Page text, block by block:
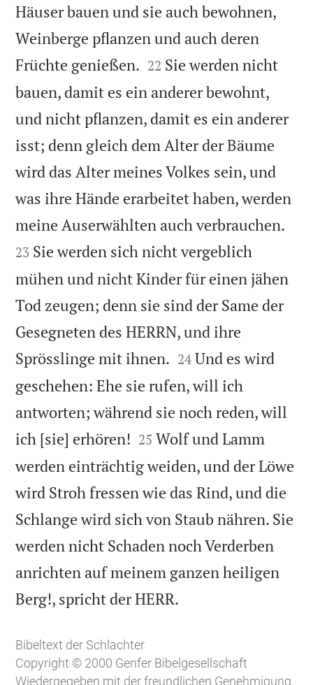
Häuser bauen und sie auch bewohnen,
Weinberge pflanzen und auch deren
Früchte genießen. 

22 Sie werden nicht
bauen, damit es ein anderer bewohnt,
und nicht pflanzen, damit es ein anderer
isst; denn gleich dem Alter der Bäume
wird das Alter meines Volkes sein, und
was ihre Hände erarbeitet haben, werden
meine Auserwählten auch verbrauchen.
23 Sie werden sich nicht vergeblich
mühen und nicht Kinder für einen jähen
Tod zeugen; denn sie sind der Same der
Gesegneten des HERRN, und ihre
Sprösslinge mit ihnen. 

24 Und es wird
geschehen: Ehe sie rufen, will ich
antworten; während sie noch reden, will
ich [sie] erhören! 

25 Wolf und Lamm
werden einträchtig weiden, und der Löwe
wird Stroh fressen wie das Rind, und die
Schlange wird sich von Staub nähren. Sie
werden nicht Schaden noch Verderben
anrichten auf meinem ganzen heiligen
Berg!, spricht der HERR.
Bibeltext der Schlachter
Copyright © 2000 Genfer Bibelgesellschaft
Wiedergegeben mit der freundlichen Genehmigung.